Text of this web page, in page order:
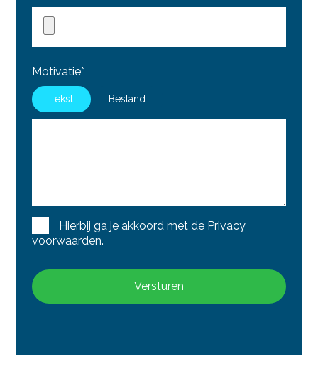
Motivatie*
Tekst Bestand
Hierbij ga je akkoord met de Privacy
voorwaarden.